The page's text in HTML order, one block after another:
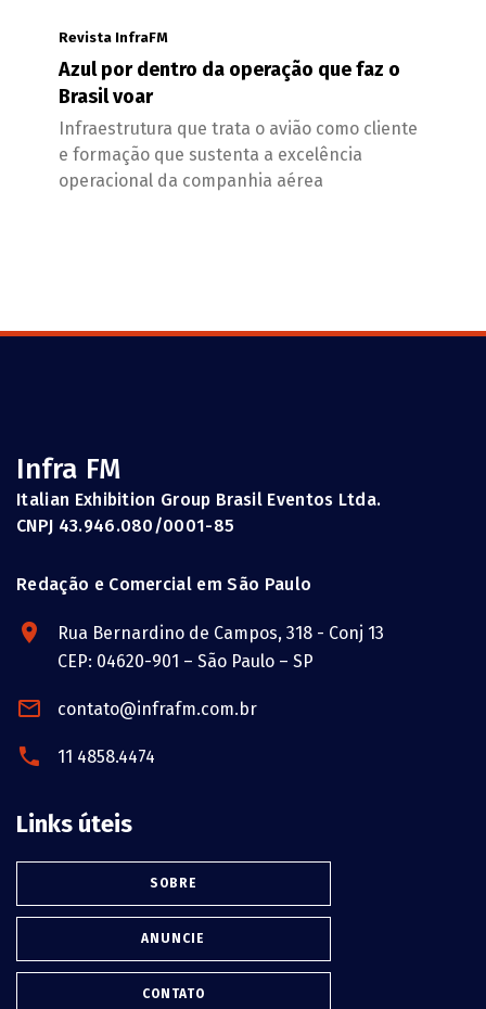
Revista InfraFM
Azul por dentro da operação que faz o
Brasil voar
Infraestrutura que trata o avião como cliente
e formação que sustenta a excelência
operacional da companhia aérea
Infra FM
Italian Exhibition Group Brasil Eventos Ltda.
CNPJ 43.946.080/0001-85
Redação e Comercial em São Paulo
Rua Bernardino de Campos, 318 - Conj 13
CEP: 04620-901 – São Paulo – SP
contato@infrafm.com.br
11 4858.4474
Links úteis
SOBRE
ANUNCIE
CONTATO